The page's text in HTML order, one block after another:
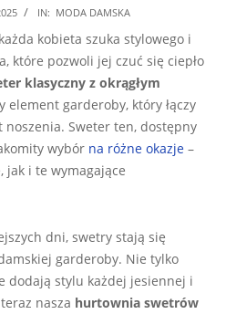
IN: MODA DAMSKA
kobieta szuka stylowego i
które pozwoli jej czuć się ciepło
klasyczny z okrągłym
element garderoby, który łączy
Sweter ten, dostępny
wybór na różne okazje –
i te wymagające
dni, swetry stają się
garderoby. Nie tylko
dodają stylu każdej jesiennej i
nasza hurtownia swetrów